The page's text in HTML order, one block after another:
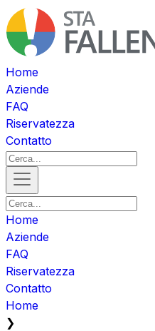
Home
Aziende
FAQ
Riservatezza
Contatto
Home
Aziende
FAQ
Riservatezza
Contatto
Home
❯